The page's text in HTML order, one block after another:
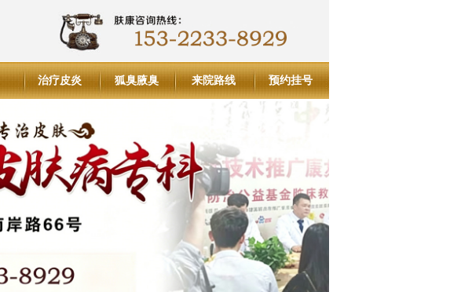
治疗皮炎 狐臭腋臭 来院路线 预约挂号